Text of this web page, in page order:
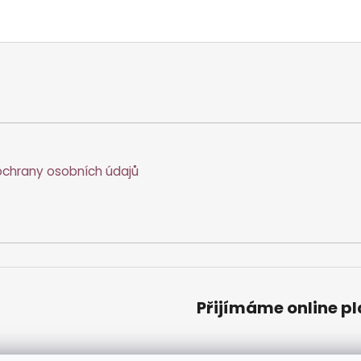
osobních údajů
Přijímáme online